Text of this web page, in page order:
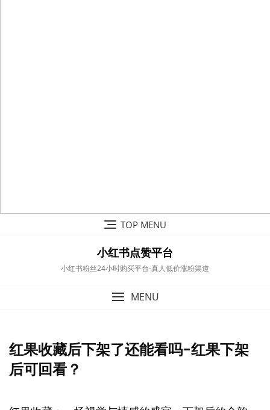
TOP MENU
小红书点赞平台
小红书粉丝24小时购买平台-真人低价涨粉渠道
MENU
红果收藏后下架了还能看吗-红果下架
后可回看？